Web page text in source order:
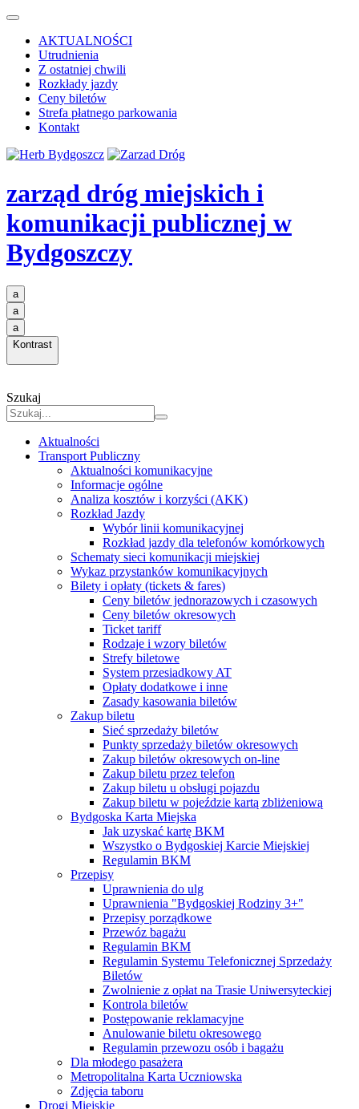
AKTUALNOŚCI
Utrudnienia
Z ostatniej chwili
Rozkłady jazdy
Ceny biletów
Strefa płatnego parkowania
Kontakt
zarząd dróg miejskich i
komunikacji publicznej w
Bydgoszczy
a
a
a
Kontrast
Szukaj
Aktualności
Transport Publiczny
Aktualności komunikacyjne
Informacje ogólne
Analiza kosztów i korzyści (AKK)
Rozkład Jazdy
Wybór linii komunikacyjnej
Rozkład jazdy dla telefonów komórkowych
Schematy sieci komunikacji miejskiej
Wykaz przystanków komunikacyjnych
Bilety i opłaty (tickets & fares)
Ceny biletów jednorazowych i czasowych
Ceny biletów okresowych
Ticket tariff
Rodzaje i wzory biletów
Strefy biletowe
System przesiadkowy AT
Opłaty dodatkowe i inne
Zasady kasowania biletów
Zakup biletu
Sieć sprzedaży biletów
Punkty sprzedaży biletów okresowych
Zakup biletów okresowych on-line
Zakup biletu przez telefon
Zakup biletu u obsługi pojazdu
Zakup biletu w pojeździe kartą zbliżeniową
Bydgoska Karta Miejska
Jak uzyskać kartę BKM
Wszystko o Bydgoskiej Karcie Miejskiej
Regulamin BKM
Przepisy
Uprawnienia do ulg
Uprawnienia "Bydgoskiej Rodziny 3+"
Przepisy porządkowe
Przewóz bagażu
Regulamin BKM
Regulamin Systemu Telefonicznej Sprzedaży
Biletów
Zwolnienie z opłat na Trasie Uniwersyteckiej
Kontrola biletów
Postępowanie reklamacyjne
Anulowanie biletu okresowego
Regulamin przewozu osób i bagażu
Dla młodego pasażera
Metropolitalna Karta Uczniowska
Zdjęcia taboru
Drogi Miejskie